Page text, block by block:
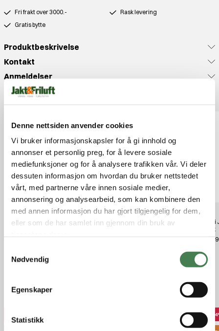
Denne nettsiden anvender cookies
Vi bruker informasjonskapsler for å gi innhold og
annonser et personlig preg, for å levere sosiale
mediefunksjoner og for å analysere trafikken vår. Vi deler
dessuten informasjon om hvordan du bruker nettstedet
vårt, med partnerne våre innen sosiale medier,
annonsering og analysearbeid, som kan kombinere den
med annen informasjon du har gjort tilgjengelig for dem,
eller som de har samlet inn gjennom din bruk av
Nødvendig
Egenskaper
Statistikk
Fri frakt over 3000.-
Rask levering
Gratis bytte
Produktbeskrivelse
Kontakt
Anmeldelser
Populære produkter
Fjällräven Lappland Hybrid
kr 2 899,00
Norrøna /29 cotton Viking T-Shirt
(M) Indigo Night/ Sky
kr 649,00
Black
kr 10
Relaterte produkter